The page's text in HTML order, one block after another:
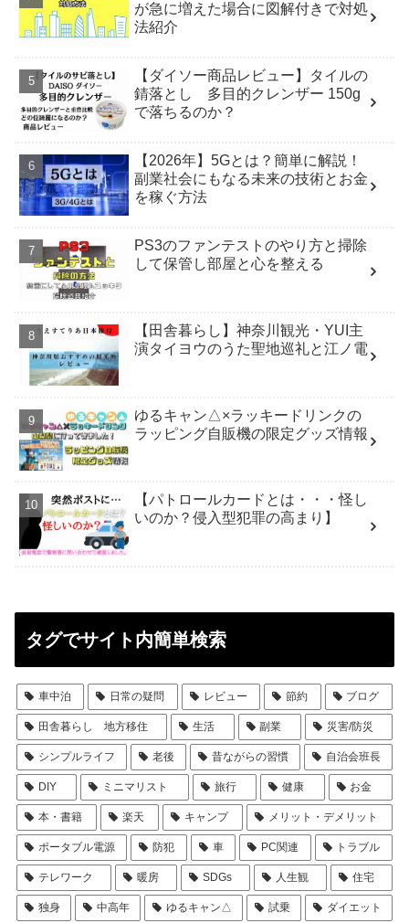
が急に増えた場合に図解付きで対処
法紹介
【ダイソー商品レビュー】タイルの
錆落とし 多目的クレンザー 150g
で落ちるのか？
【2026年】5Gとは？簡単に解説！
副業社会にもなる未来の技術とお金
を稼ぐ方法
PS3のファンテストのやり方と掃除
して保管し部屋と心を整える
【田舎暮らし】神奈川観光・YUI主
演タイヨウのうた聖地巡礼と江ノ電
ゆるキャン△×ラッキードリンクの
ラッピング自販機の限定グッズ情報
【パトロールカードとは・・・怪し
いのか？侵入型犯罪の高まり】
タグでサイト内簡単検索
車中泊 日常の疑問 レビュー 節約 ブログ
田舎暮らし 地方移住 生活 副業 災害/防災
シンプルライフ 老後 昔ながらの習慣 自治会班長
DIY ミニマリスト 旅行 健康 お金
本・書籍 楽天 キャンプ メリット・デメリット
ポータブル電源 防犯 車 PC関連 トラブル
テレワーク 暖房 SDGs 人生観 住宅
独身 中高年 ゆるキャン△ 試乗 ダイエット